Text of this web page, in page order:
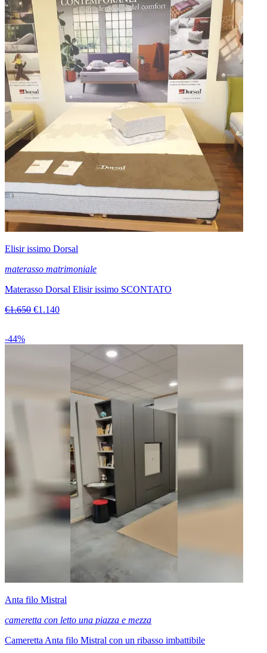
Elisir issimo Dorsal
materasso matrimoniale
Materasso Dorsal Elisir issimo SCONTATO
€1.650 €1.140
-44%
Anta filo Mistral
cameretta con letto una piazza e mezza
Cameretta Anta filo Mistral con un ribasso imbattibile